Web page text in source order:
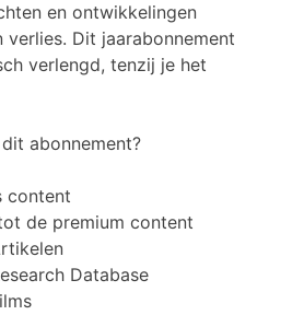
en ontwikkelingen
verlies. Dit jaarabonnement
verlengd, tenzij je het
abonnement?
content
de premium content
Database